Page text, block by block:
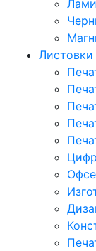
Листовки